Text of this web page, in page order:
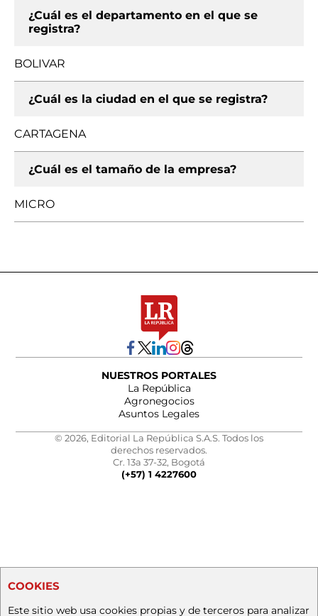
¿Cuál es el departamento en el que se
registra?
BOLIVAR
¿Cuál es la ciudad en el que se registra?
CARTAGENA
¿Cuál es el tamaño de la empresa?
MICRO
NUESTROS PORTALES
La República
Agronegocios
Asuntos Legales
© 2026, Editorial La República S.A.S. Todos los
derechos reservados.
Cr. 13a 37-32, Bogotá
(+57) 1 4227600
COOKIES
Este sitio web usa cookies propias y de terceros para analizar